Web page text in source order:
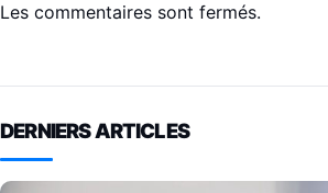
Les commentaires sont fermés.
DERNIERS ARTICLES